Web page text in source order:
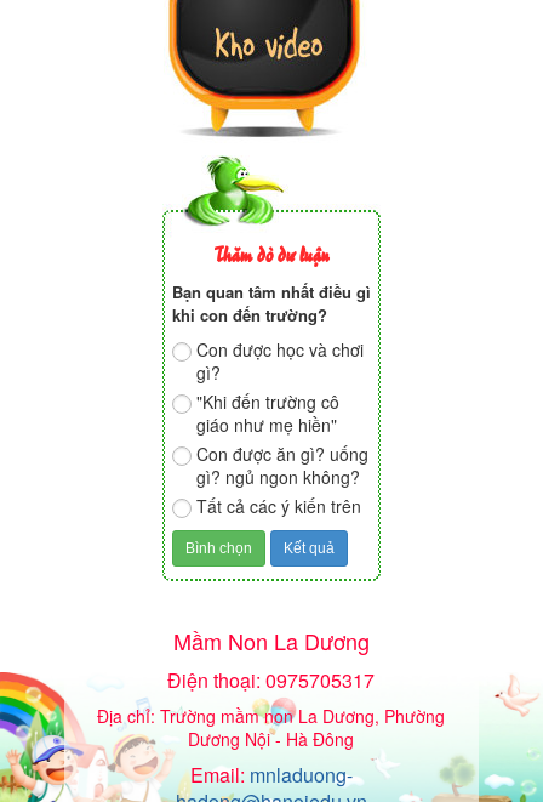
Thăm dò dư luận
Bạn quan tâm nhất điều gì
khi con đến trường?
Con được học và chơi
gì?
"Khi đến trường cô
giáo như mẹ hiền"
Con được ăn gì? uống
gì? ngủ ngon không?
Tất cả các ý kiến trên
Mầm Non La Dương
Điện thoại: 0975705317
Địa chỉ: Trường mầm non La Dương, Phường
Dương Nội - Hà Đông
Email: mnladuong-